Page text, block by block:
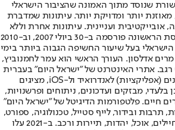
שנוסד מתוך האמונה שהציבור הישראלי
מאוזנת יותר ומדויקת יותר. עיתונות שמדברת
אובייקטיבית ועניינית. עיתונות אחרת וללא
תשלום. המהדורה המודפסת הראשונה פורסמה ב-30 ביולי 2007, וב-2010
הישראלי בעל שיעור החשיפה הגבוה ביותר בימי
אדלסון. העורך הראשי הוא עמר לחמנוביץ,
רגב. אתרי האינטרנט של "ישראל היום" בעברית
ובאנגלית, כמו כן היישומונים (אפליקציות) לאנדרואיד ול-iOS, מציגים
מבזקים ועדכונים, ניתוחים ופרשנויות,
חיים. פלטפורמות הדיגיטל של "ישראל היום"
תרבות ובידור, לייף סטייל, טכנולוגיה, ספורט,
כלכלה וצרכנות, בריאות, חיילים, אוכל, יהדות, תיירות ורכב. ב-2021 עלו